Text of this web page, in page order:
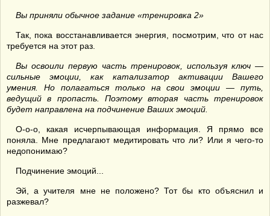
Вы приняли обычное задание «тренировка 2»
Так, пока восстанавливается энергия, посмотрим, что от нас
требуется на этот раз.
Вы освоили первую часть тренировок, используя ключ —
сильные эмоции, как катализатор активации Вашего
умения. Но полагаться только на свои эмоции — путь,
ведущий в пропасть. Поэтому вторая часть тренировок
будет направлена на подчинение Ваших эмоций.
О-о-о, какая исчерпывающая информация. Я прямо все
поняла. Мне предлагают медитировать что ли? Или я чего-то
недопонимаю?
Подчинение эмоций...
Эй, а учителя мне не положено? Тот бы кто объяснил и
разжевал?